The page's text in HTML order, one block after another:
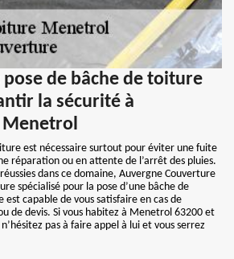
de bâche de toiture
la sécurité à
Menetrol
est nécessaire surtout pour éviter une fuite
réparation ou en attente de l’arrêt des pluies.
dans ce domaine, Auvergne Couverture
spécialisé pour la pose d’une bâche de
capable de vous satisfaire en cas de
de devis. Si vous habitez à Menetrol 63200 et
pas à faire appel à lui et vous serrez